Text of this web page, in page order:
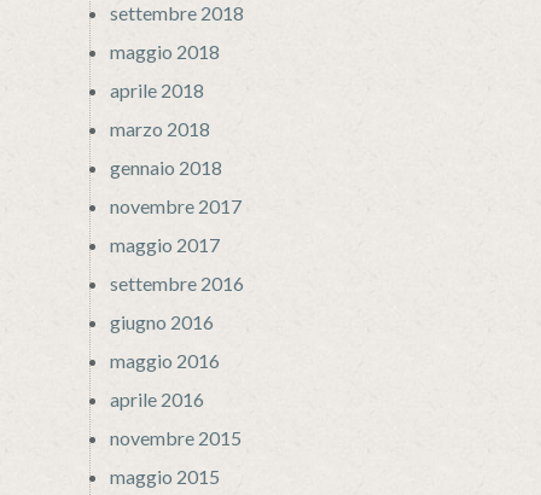
settembre 2018
maggio 2018
aprile 2018
marzo 2018
gennaio 2018
novembre 2017
maggio 2017
settembre 2016
giugno 2016
maggio 2016
aprile 2016
novembre 2015
maggio 2015